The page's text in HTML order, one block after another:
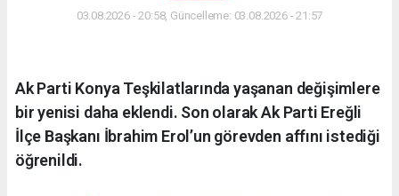
03.08.2026 - 20:58, Güncelleme: 03.08.2026 - 21:57
Ak Parti Konya Teşkilatlarında yaşanan değişimlere
bir yenisi daha eklendi. Son olarak Ak Parti Ereğli
İlçe Başkanı İbrahim Erol’un görevden affını istediği
öğrenildi.